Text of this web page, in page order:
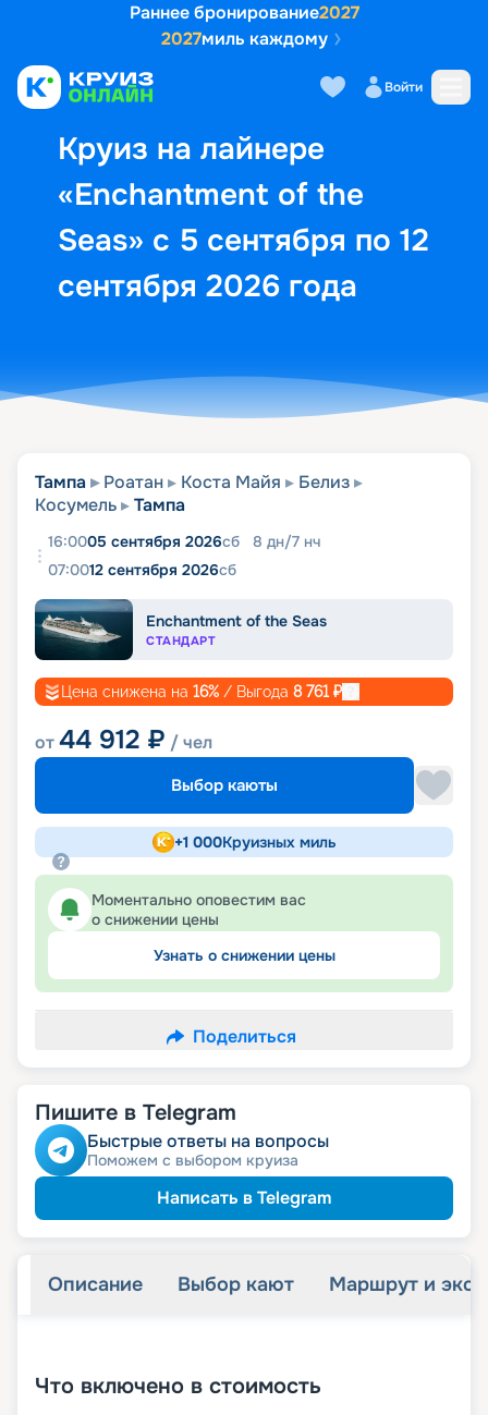
Раннее бронирование2027
2027миль каждому
Войти
Круиз на лайнере
«Enchantment of the
Seas» с 5 сентября по 12
сентября 2026 года
Выбор кают Маршрут и
Тампа Роатан Коста Майя
Белиз
Косумель
Тампа
16:0005 сентября 2026сб 8 дн/7 нч
07:0012 сентября 2026сб
Enchantment of the Seas
СТАНДАРТ
Цена снижена на 16% / Выгода 8 761₽
от44 912 ₽ / чел
Выбор каюты
+1 000Круизных миль
Моментально оповестим вас
о снижении цены
Узнать о снижении цены
Поделиться
Пишите в Telegram
Быстрые ответы на вопросы
Поможем с выбором круиза
Написать в Telegram
Описание Выбор кают Маршрут и
Что включено в стоимость